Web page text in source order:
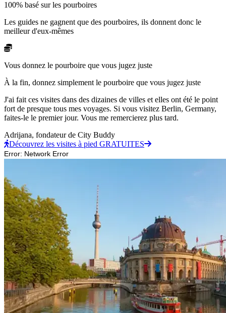
100% basé sur les pourboires
Les guides ne gagnent que des pourboires, ils donnent donc le
meilleur d'eux-mêmes
Vous donnez le pourboire que vous jugez juste
À la fin, donnez simplement le pourboire que vous jugez juste
J'ai fait ces visites dans des dizaines de villes et elles ont été le point
fort de presque tous mes voyages. Si vous visitez Berlin, Germany,
faites-le le premier jour. Vous me remercierez plus tard.
Adrijana, fondateur de City Buddy
Découvrez les visites à pied GRATUITES